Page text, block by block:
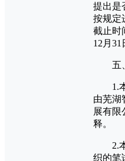
提出是
按规定
截止时
12月31
五、
1.本
由芜湖
展有限
释。
2.本
织的笔